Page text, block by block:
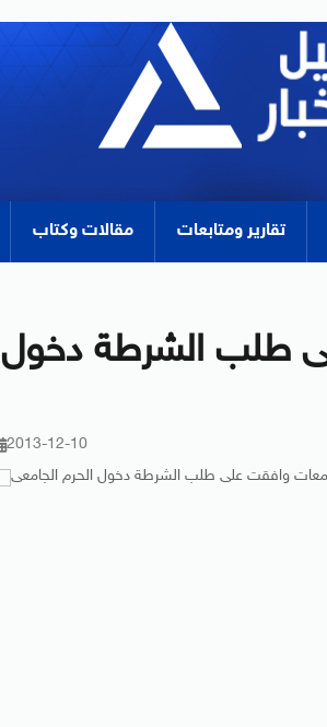
تقارير ومتابعات مقالات وكتاب
طلب الشرطة دخول
2013-12-10